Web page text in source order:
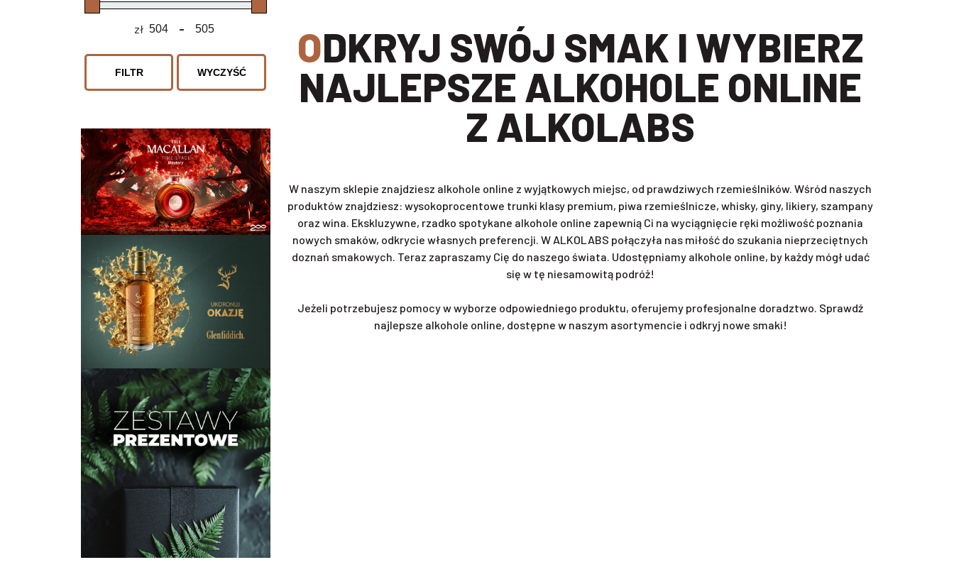
zł Minimum Price
-
Maximum Price
FILTR WYCZYŚĆ
ODKRYJ SWÓJ SMAK I WYBIERZ
NAJLEPSZE ALKOHOLE ONLINE
Z ALKOLABS
W naszym sklepie znajdziesz alkohole online z wyjątkowych miejsc, od prawdziwych rzemieślników. Wśród naszych
produktów znajdziesz: wysokoprocentowe trunki klasy premium, piwa rzemieślnicze, whisky, giny, likiery, szampany
oraz wina. Ekskluzywne, rzadko spotykane alkohole online zapewnią Ci na wyciągnięcie ręki możliwość poznania
nowych smaków, odkrycie własnych preferencji. W ALKOLABS połączyła nas miłość do szukania nieprzeciętnych
doznań smakowych. Teraz zapraszamy Cię do naszego świata. Udostępniamy alkohole online, by każdy mógł udać
się w tę niesamowitą podróż!
Jeżeli potrzebujesz pomocy w wyborze odpowiedniego produktu, oferujemy profesjonalne doradztwo. Sprawdź
najlepsze alkohole online, dostępne w naszym asortymencie i odkryj nowe smaki!